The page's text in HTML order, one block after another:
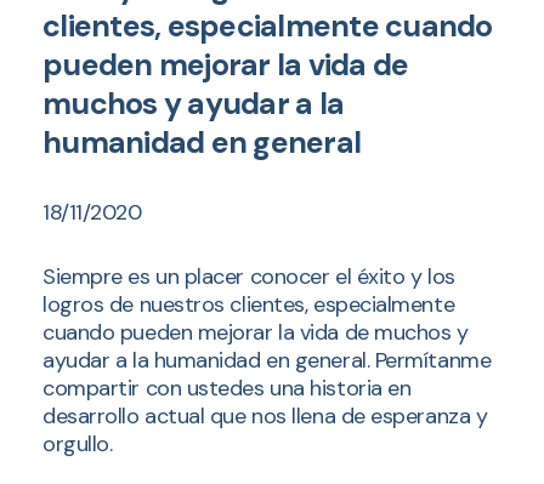
clientes, especialmente cuando
pueden mejorar la vida de
muchos y ayudar a la
humanidad en general
18/11/2020
Siempre es un placer conocer el éxito y los
logros de nuestros clientes, especialmente
cuando pueden mejorar la vida de muchos y
ayudar a la humanidad en general. Permítanme
compartir con ustedes una historia en
desarrollo actual que nos llena de esperanza y
orgullo.